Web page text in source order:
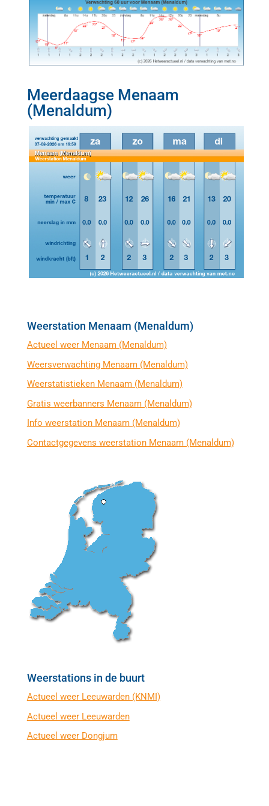
Meerdaagse Menaam
(Menaldum)
Weerstation Menaam (Menaldum)
Actueel weer Menaam (Menaldum)
Weersverwachting Menaam (Menaldum)
Weerstatistieken Menaam (Menaldum)
Gratis weerbanners Menaam (Menaldum)
Info weerstation Menaam (Menaldum)
Contactgegevens weerstation Menaam (Menaldum)
Weerstations in de buurt
Actueel weer Leeuwarden (KNMI)
Actueel weer Leeuwarden
Actueel weer Dongjum